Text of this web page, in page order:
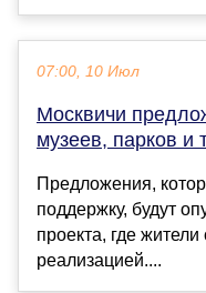
07:00, 10 Июл
Москвичи
музеев, парков
Предложения,
поддержку, будут
проекта, где
реализацией....